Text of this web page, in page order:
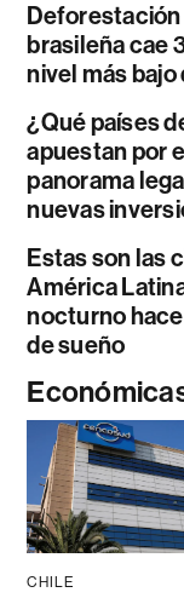
Deforestación
brasileña cae
nivel más
¿Qué países
apuestan por
panorama
nuevas
Estas son las
América
nocturno
de sueño
CHILE